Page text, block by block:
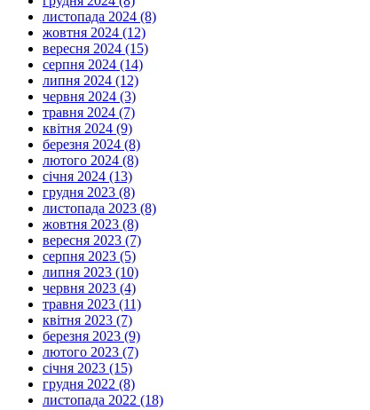
листопада 2024 (8)
жовтня 2024 (12)
вересня 2024 (15)
серпня 2024 (14)
липня 2024 (12)
червня 2024 (3)
травня 2024 (7)
квітня 2024 (9)
березня 2024 (8)
лютого 2024 (8)
січня 2024 (13)
грудня 2023 (8)
листопада 2023 (8)
жовтня 2023 (8)
вересня 2023 (7)
серпня 2023 (5)
липня 2023 (10)
червня 2023 (4)
травня 2023 (11)
квітня 2023 (7)
березня 2023 (9)
лютого 2023 (7)
січня 2023 (15)
грудня 2022 (8)
листопада 2022 (18)